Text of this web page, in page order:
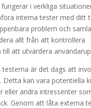
i verkliga
interna tester med ditt
problem och
allt från att kontrollera
att utvärdera
testerna är det dags att
Detta kan vara potentiella
eller andra intressenter
Genom att låta externa